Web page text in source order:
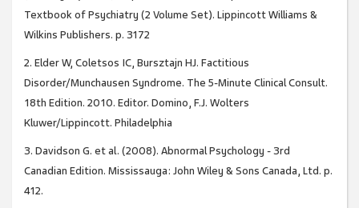
Textbook of Psychiatry (2 Volume Set). Lippincott Williams &
Wilkins Publishers. p. 3172
2. Elder W, Coletsos IC, Bursztajn HJ. Factitious
Disorder/Munchausen Syndrome. The 5-Minute Clinical Consult.
18th Edition. 2010. Editor. Domino, F.J. Wolters
Kluwer/Lippincott. Philadelphia
3. Davidson G. et al. (2008). Abnormal Psychology - 3rd
Canadian Edition. Mississauga: John Wiley & Sons Canada, Ltd. p.
412.